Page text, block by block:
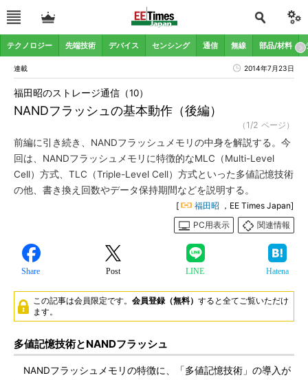
テクノロジー 先端技術 デバイス センシング 通信 無線 部品/材料
連載 2014年7月23日
NANDフラッシュの基本動作（後編）
福田昭のストレージ通信（10）
（1/2 ページ）
前編に引き続き、NANDフラッシュメモリの中身を解説する。今
回は、NANDフラッシュメモリに特徴的なMLC（Multi-Level
Cell）方式、TLC（Triple-Level Cell）方式といった多値記憶技術
の他、書き換え回数やデータ保持期間などを説明する。
[ 福田昭 ，EE Times Japan]
PC用表示
関連情報
Share Post LINE Hatena
この記事は会員限定です。 会員登録（無料） すると全てご覧いただけ
ます。
多値記憶技術とNANDフラッシュ
NANDフラッシュメモリの特徴に、「多値記憶技術」の導入が